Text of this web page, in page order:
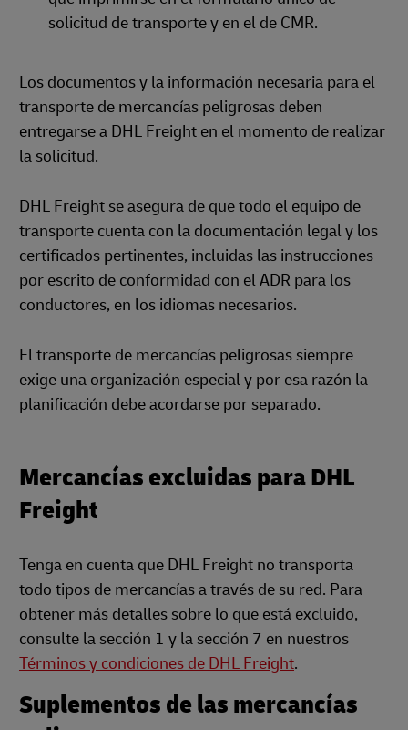
solicitud de transporte y en el de CMR.
Los documentos y la información necesaria para el
transporte de mercancías peligrosas deben
entregarse a DHL Freight en el momento de realizar
la solicitud.
DHL Freight se asegura de que todo el equipo de
transporte cuenta con la documentación legal y los
certificados pertinentes, incluidas las instrucciones
por escrito de conformidad con el ADR para los
conductores, en los idiomas necesarios.
El transporte de mercancías peligrosas siempre
exige una organización especial y por esa razón la
planificación debe acordarse por separado.
Mercancías excluidas para DHL
Freight
Tenga en cuenta que DHL Freight no transporta
todo tipos de mercancías a través de su red. Para
obtener más detalles sobre lo que está excluido,
consulte la sección 1 y la sección 7 en nuestros
Términos y condiciones de DHL Freight.
Suplementos de las mercancías